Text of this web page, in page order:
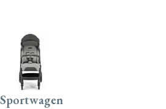
Sportwagen